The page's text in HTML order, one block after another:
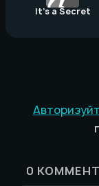
It’s a Secret
0